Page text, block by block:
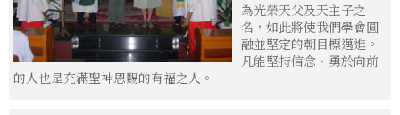
為光榮天父及天主子之
名，如此將使我們學會圓
融並堅定的朝目標邁進。
凡能堅持信念、勇於向前
的人也是充滿聖神恩賜的有福之人。